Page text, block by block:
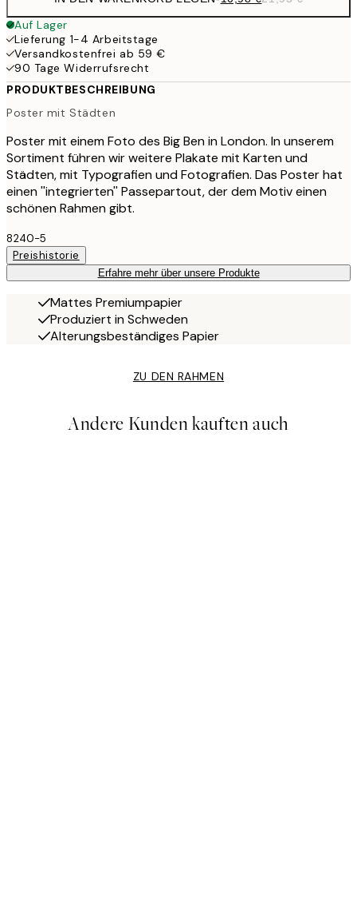
Auf Lager
Lieferung 1-4 Arbeitstage
Versandkostenfrei ab 59 €
90 Tage Widerrufsrecht
PRODUKTBESCHREIBUNG
Poster mit Städten
Poster mit einem Foto des Big Ben in London. In unserem
Sortiment führen wir weitere Plakate mit Karten und
Städten, mit Typografien und Fotografien. Das Poster hat
einen ''integrierten'' Passepartout, der dem Motiv einen
schönen Rahmen gibt.
8240-5
Preishistorie
Erfahre mehr über unsere Produkte
Mattes Premiumpapier
Produziert in Schweden
Alterungsbeständiges Papier
ZU DEN RAHMEN
Andere Kunden kauften auch